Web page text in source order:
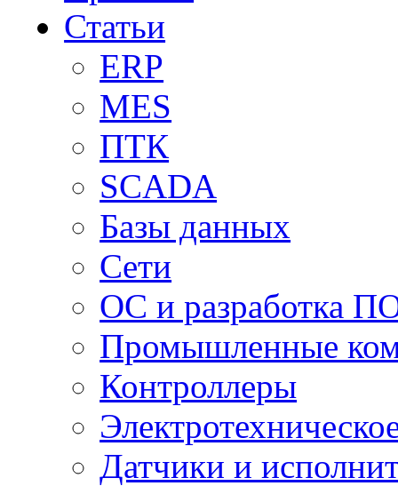
Статьи
ERP
MES
ПТК
SCADA
Базы данных
Сети
ОС и разработка
Промышленные
Контроллеры
Датчики и